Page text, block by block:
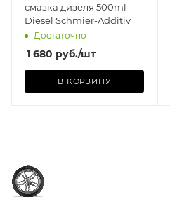
смазка дизеля 500ml
Diesel Schmier-Additiv
Достаточно
1 680 руб./шт
В КОРЗИНУ